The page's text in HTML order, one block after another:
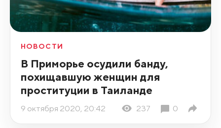
НОВОСТИ
В Приморье осудили банду,
похищавшую женщин для
проституции в Таиланде
9 октября 2020, 20:42 237 0